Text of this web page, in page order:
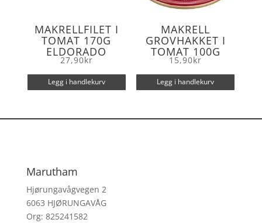
MAKRELLFILET I
TOMAT 170G
ELDORADO
27,90kr
Legg i handlekurv
MAKRELL
GROVHAKKET I
TOMAT 100G
15,90kr
Legg i handlekurv
Marutham
Hjørungavågvegen 2
6063 HJØRUNGAVÅG
Org: 825241582